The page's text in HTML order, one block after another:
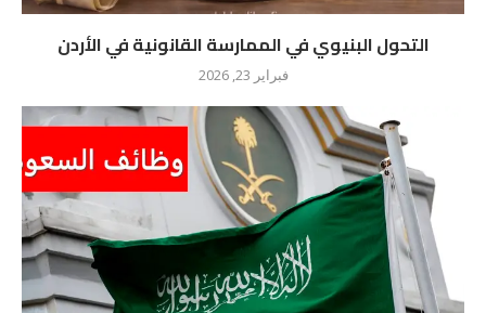
التحول البنيوي في الممارسة القانونية في الأردن
فبراير 23, 2026